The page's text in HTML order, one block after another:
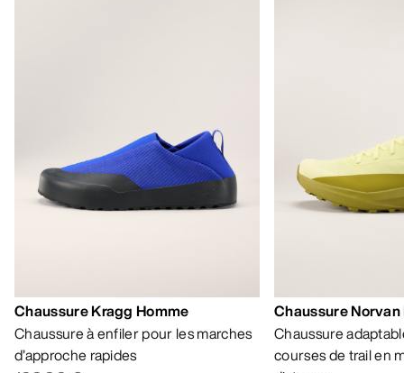
Chaussure Kragg Homme
Chaussure à enfiler pour les marches
d’approche rapides
Chaussure
Chaussure
courses de trail en